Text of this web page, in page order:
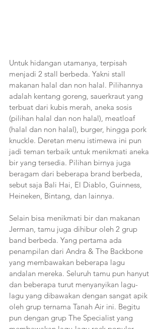
Untuk hidangan utamanya, terpisah
menjadi 2 stall berbeda. Yakni stall
makanan halal dan non halal. Pilihannya
adalah kentang goreng, sauerkraut yang
terbuat dari kubis merah, aneka sosis
(pilihan halal dan non halal), meatloaf
(halal dan non halal), burger, hingga pork
knuckle. Deretan menu istimewa ini pun
jadi teman terbaik untuk menikmati aneka
bir yang tersedia. Pilihan birnya juga
beragam dari beberapa brand berbeda,
sebut saja Bali Hai, El Diablo, Guinness,
Heineken, Bintang, dan lainnya.
Selain bisa menikmati bir dan makanan
Jerman, tamu juga dihibur oleh 2 grup
band berbeda. Yang pertama ada
penampilan dari Andra & The Backbone
yang membawakan beberapa lagu
andalan mereka. Seluruh tamu pun hanyut
dan beberapa turut menyanyikan lagu-
lagu yang dibawakan dengan sangat apik
oleh grup ternama Tanah Air ini. Begitu
pun dengan grup The Specialist yang